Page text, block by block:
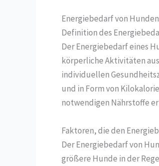
Energiebedarf von Hunden
Definition des
Der Energiebedarf eines
körperliche Aktivitäten
individuellen
und in Form von
notwendigen Nährstoffe
Faktoren, die den
Der Energiebedarf von
größere Hunde in der